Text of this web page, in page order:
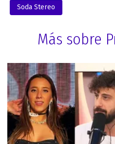
Soda Stereo
Más sobre